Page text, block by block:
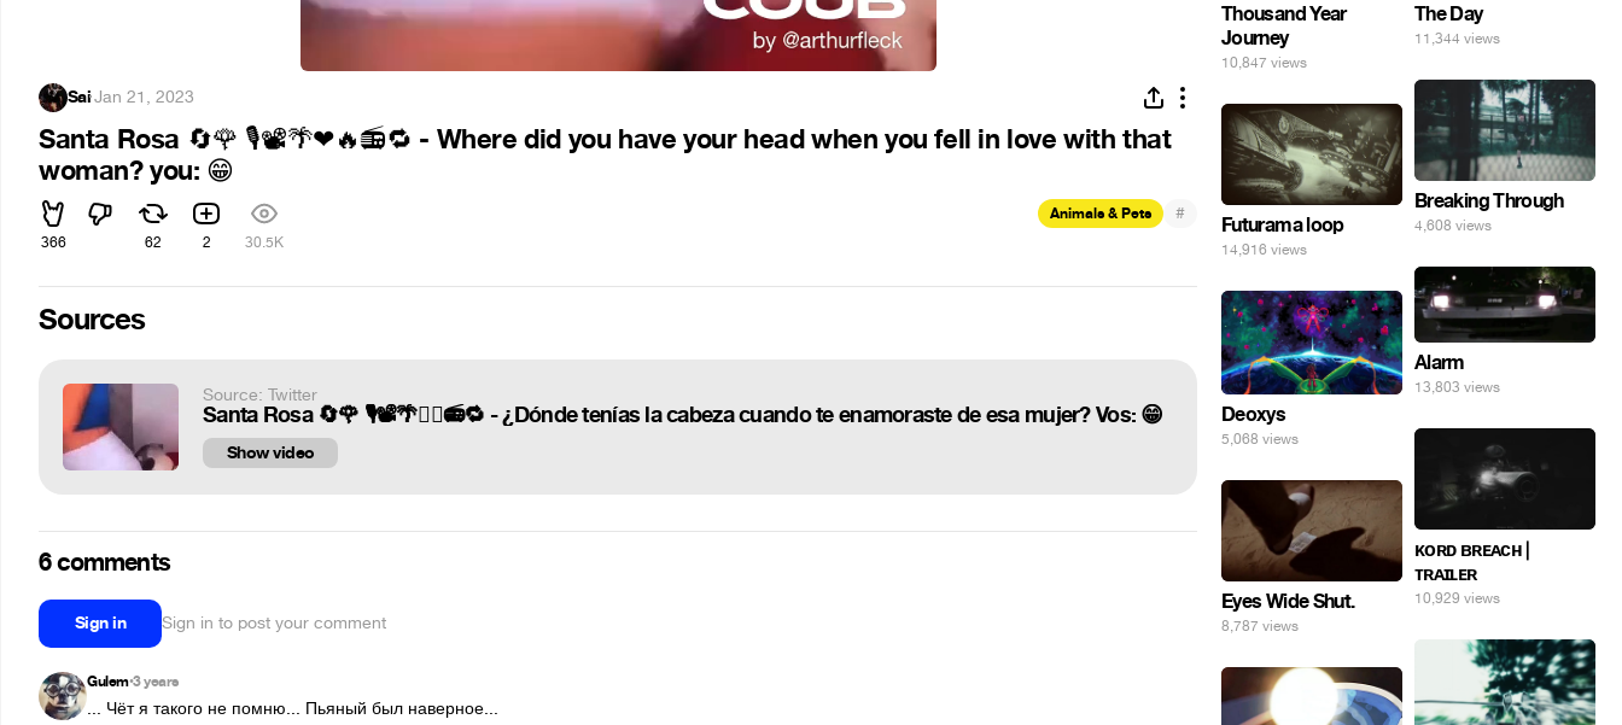
Sai·Jan 21, 2023
Santa Rosa 🔄🌹 🎙📽🌴❤🔥📻🔁 - Where did you have your head when you fell in love with that
woman? you: 😁
366 62 2 30.5K
Animals & Pets #
Sources
Source: Twitter
Santa Rosa 🔄🌹 🎙📽🌴❤️‍🔥📻🔁 - ¿Dónde tenías la cabeza cuando te enamoraste de esa mujer? Vos: 😁
Show video
6 comments
Sign in Sign in to post your comment
Gulem•3 years
... Чёт я такого не помню... Пьяный был наверное...
Thousand Year
Journey
10,847 views
The Day
11,344 views
Breaking Through
4,608 views
Futurama loop
14,916 views
Alarm
13,803 views
Deoxys
5,068 views
ᴋᴏʀᴅ ʙʀᴇᴀᴄʜ |
ᴛʀᴀɪʟᴇʀ
10,929 views
Eyes Wide Shut.
8,787 views